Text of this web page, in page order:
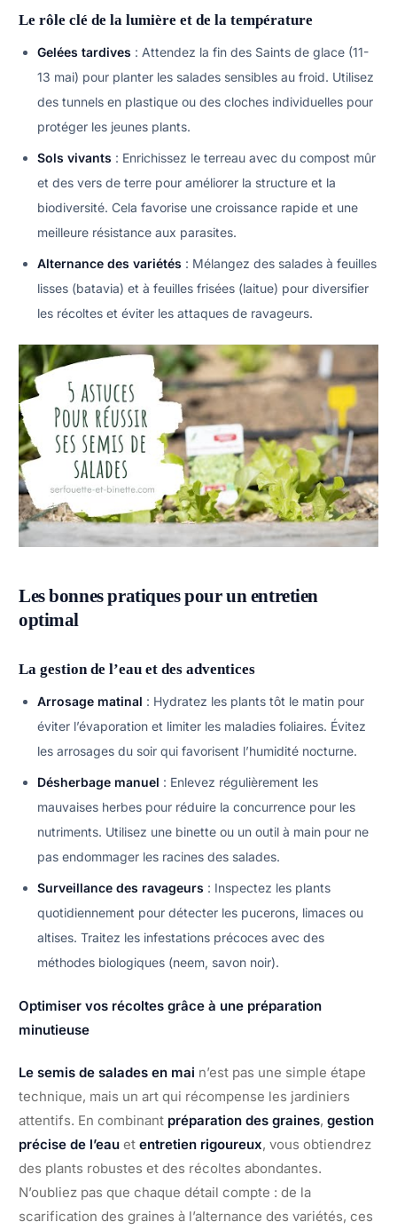
Le rôle clé de la lumière et de la température
Gelées tardives : Attendez la fin des Saints de glace (11-
13 mai) pour planter les salades sensibles au froid. Utilisez
des tunnels en plastique ou des cloches individuelles pour
protéger les jeunes plants.
Sols vivants : Enrichissez le terreau avec du compost mûr
et des vers de terre pour améliorer la structure et la
biodiversité. Cela favorise une croissance rapide et une
meilleure résistance aux parasites.
Alternance des variétés : Mélangez des salades à feuilles
lisses (batavia) et à feuilles frisées (laitue) pour diversifier
les récoltes et éviter les attaques de ravageurs.
Les bonnes pratiques pour un entretien
optimal
La gestion de l’eau et des adventices
Arrosage matinal : Hydratez les plants tôt le matin pour
éviter l’évaporation et limiter les maladies foliaires. Évitez
les arrosages du soir qui favorisent l’humidité nocturne.
Désherbage manuel : Enlevez régulièrement les
mauvaises herbes pour réduire la concurrence pour les
nutriments. Utilisez une binette ou un outil à main pour ne
pas endommager les racines des salades.
Surveillance des ravageurs : Inspectez les plants
quotidiennement pour détecter les pucerons, limaces ou
altises. Traitez les infestations précoces avec des
méthodes biologiques (neem, savon noir).
Optimiser vos récoltes grâce à une préparation
minutieuse
Le semis de salades en mai n’est pas une simple étape
technique, mais un art qui récompense les jardiniers
attentifs. En combinant préparation des graines, gestion
précise de l’eau et entretien rigoureux, vous obtiendrez
des plants robustes et des récoltes abondantes.
N’oubliez pas que chaque détail compte : de la
scarification des graines à l’alternance des variétés, ces